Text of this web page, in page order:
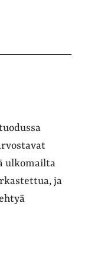
ulkomailta
ja